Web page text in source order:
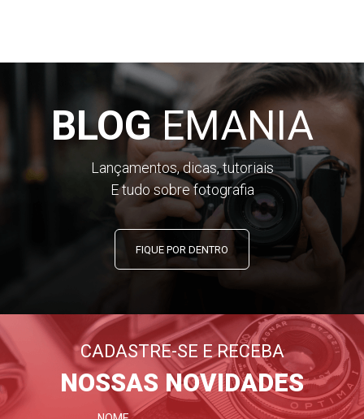
BLOGEMANIA
Lançamentos, dicas, tutoriais
E tudo sobre fotografia
FIQUE POR DENTRO
CADASTRE-SE E RECEBA
NOSSAS NOVIDADES